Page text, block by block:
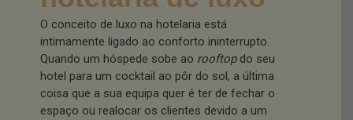
O conceito de luxo na hotelaria está
intimamente ligado ao conforto ininterrupto.
Quando um hóspede sobe ao rooftopdo seu
hotel para um cocktail ao pôr do sol, a última
coisa que a sua equipa quer é ter de fechar o
espaço ou realocar os clientes devido a um